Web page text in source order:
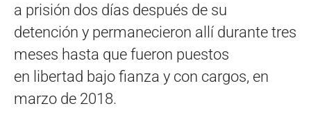
a prisión dos días después de su
detención y permanecieron allí durante tres
meses hasta que fueron puestos
en libertad bajo fianza y con cargos, en
marzo de 2018.